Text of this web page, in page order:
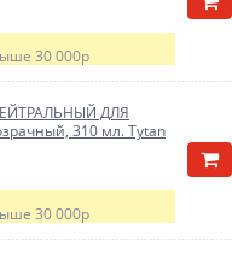
30 000р
ДЛЯ
310 мл. Tytan
30 000р